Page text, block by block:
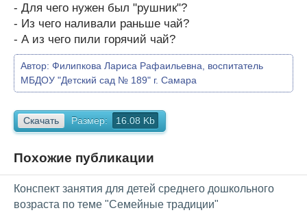
- Для чего нужен был "рушник"?
- Из чего наливали раньше чай?
- А из чего пили горячий чай?
Автор: Филипкова Лариса Рафаильевна, воспитатель
МБДОУ "Детский сад № 189" г. Самара
Скачать Размер: 16.08 Kb
Похожие публикации
Конспект занятия для детей среднего дошкольного
возраста по теме "Семейные традиции"